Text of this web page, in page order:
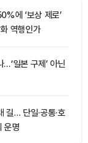
에 ‘보상 제로’
역행인가
일본 구제’ 아닌
길… 단일·공통·호
운명